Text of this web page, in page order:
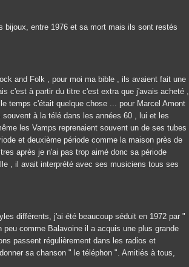
bijoux, entre 1976 et sa mort mais ils sont restés
and Folk , pour moi ma bible , ils avaient fait une
c'est à partir du titre c'est extra que j'avais acheté ,
temps c'était quelque chose ... pour Marcel Amont
à la télé dans les années 60 , lui et les
les Vamps reprenaient souvent un de ses tubes
et deuxième période comme la maison près de
après je n'ai pas trop aimé donc sa période
, il avait interprété avec ses musiciens tous ses
différents, j'ai été beaucoup séduit en 1972 par "
comme Balavoine il a acquis une plus grande
passent régulièrement dans les radios et
sa chanson " le téléphon ". Amitiés à tous,